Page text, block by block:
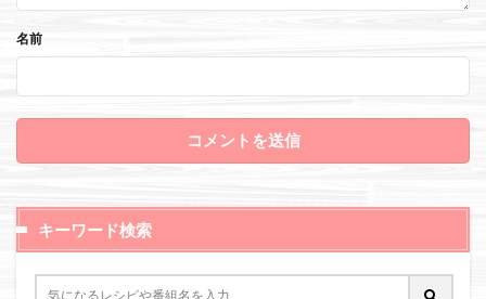
名前
キーワード検索